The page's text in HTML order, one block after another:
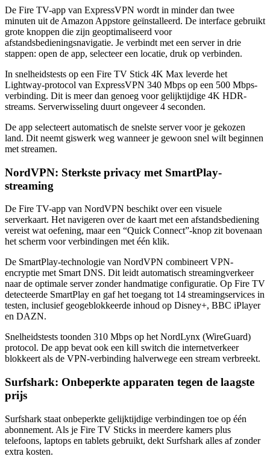
De Fire TV-app van ExpressVPN wordt in minder dan twee
minuten uit de Amazon Appstore geïnstalleerd. De interface gebruikt
grote knoppen die zijn geoptimaliseerd voor
afstandsbedieningsnavigatie. Je verbindt met een server in drie
stappen: open de app, selecteer een locatie, druk op verbinden.
In snelheidstests op een Fire TV Stick 4K Max leverde het
Lightway-protocol van ExpressVPN 340 Mbps op een 500 Mbps-
verbinding. Dit is meer dan genoeg voor gelijktijdige 4K HDR-
streams. Serverwisseling duurt ongeveer 4 seconden.
De app selecteert automatisch de snelste server voor je gekozen
land. Dit neemt giswerk weg wanneer je gewoon snel wilt beginnen
met streamen.
NordVPN: Sterkste privacy met SmartPlay-
streaming
De Fire TV-app van NordVPN beschikt over een visuele
serverkaart. Het navigeren over de kaart met een afstandsbediening
vereist wat oefening, maar een “Quick Connect”-knop zit bovenaan
het scherm voor verbindingen met één klik.
De SmartPlay-technologie van NordVPN combineert VPN-
encryptie met Smart DNS. Dit leidt automatisch streamingverkeer
naar de optimale server zonder handmatige configuratie. Op Fire TV
detecteerde SmartPlay en gaf het toegang tot 14 streamingservices in
testen, inclusief geogeblokkeerde inhoud op Disney+, BBC iPlayer
en DAZN.
Snelheidstests toonden 310 Mbps op het NordLynx (WireGuard)
protocol. De app bevat ook een kill switch die internetverkeer
blokkeert als de VPN-verbinding halverwege een stream verbreekt.
Surfshark: Onbeperkte apparaten tegen de laagste
prijs
Surfshark staat onbeperkte gelijktijdige verbindingen toe op één
abonnement. Als je Fire TV Sticks in meerdere kamers plus
telefoons, laptops en tablets gebruikt, dekt Surfshark alles af zonder
extra kosten.